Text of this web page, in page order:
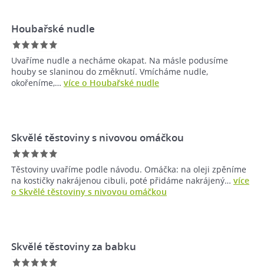
Houbařské nudle
Uvaříme nudle a necháme okapat. Na másle podusíme
houby se slaninou do změknutí. Vmícháme nudle,
okořeníme,… více o Houbařské nudle
Skvělé těstoviny s nivovou omáčkou
Těstoviny uvaříme podle návodu. Omáčka: na oleji zpěníme
na kostičky nakrájenou cibuli, poté přidáme nakrájený… více
o Skvělé těstoviny s nivovou omáčkou
Skvělé těstoviny za babku